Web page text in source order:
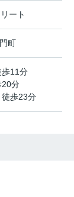
ート
町
歩11分
20分
徒歩23分